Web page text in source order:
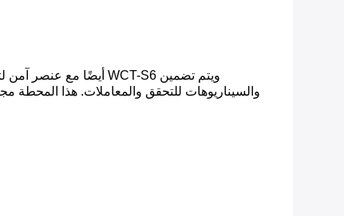
والسيناريوهات للتحقق والمعاملات. هذا المحطة مجهزة بنظام أندرويد 7.0 وشاشة لمسة حساسة لتحقيق أقصى قدر من تجربة العميل